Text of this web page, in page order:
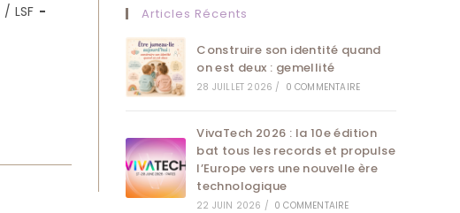
/ LSF
Articles Récents
Construire son identité quand
on est deux : gemellité
28 JUILLET 2026 / 0 COMMENTAIRE
VivaTech 2026 : la 10e édition
bat tous les records et propulse
l’Europe vers une nouvelle ère
technologique
22 JUIN 2026 / 0 COMMENTAIRE